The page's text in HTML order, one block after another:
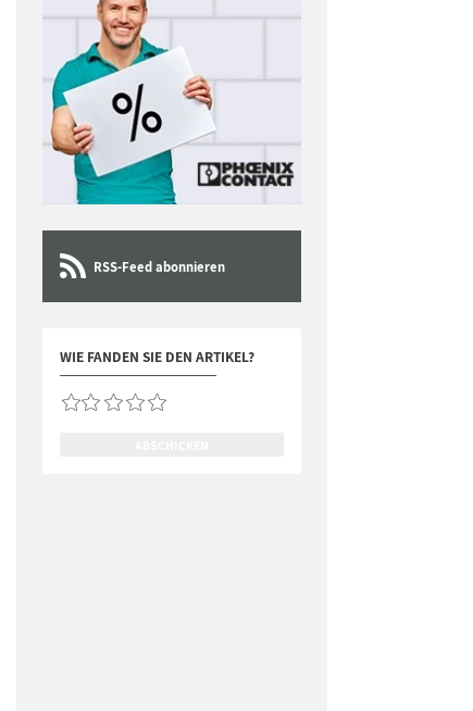
RSS-Feed abonnieren
WIE FANDEN SIE DEN ARTIKEL?